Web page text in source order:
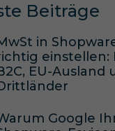
Beiträge
in
einstellen:
EU-Ausland
Google